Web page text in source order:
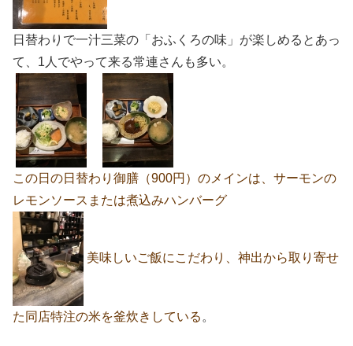
日替わりで一汁三菜の「おふくろの味」が楽しめるとあっ
て、1人でやって来る常連さんも多い。
この日の日替わり御膳（900円）のメインは、サーモンの
レモンソースまたは煮込みハンバーグ
美味しいご飯にこだわり、神出から取り寄せ
た同店特注の米を釜炊きしている 。